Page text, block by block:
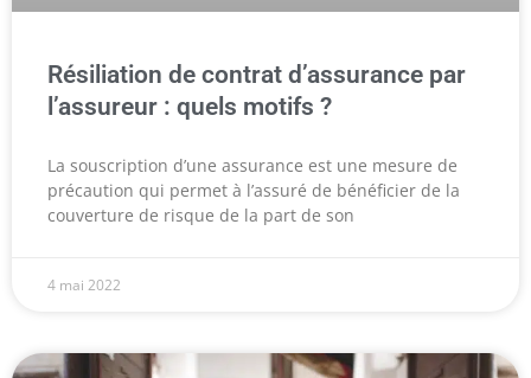
Résiliation de contrat d’assurance par
l’assureur : quels motifs ?
La souscription d’une assurance est une mesure de
précaution qui permet à l’assuré de bénéficier de la
couverture de risque de la part de son
4 mai 2022